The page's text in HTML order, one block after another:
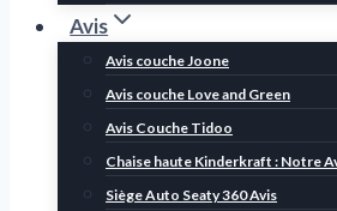
Avis
Avis couche Joone
Avis couche Love and Green
Avis Couche Tidoo
Chaise haute Kinderkraft : Notre
Siège Auto Seaty 360 Avis